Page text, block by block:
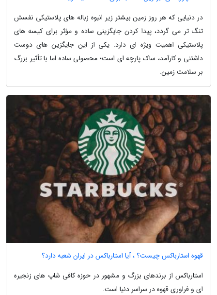
در دنیایی که هر روز زمین بیشتر زیر انبوه زباله های پلاستیکی نفسش
تنگ تر می گردد، پیدا کردن جایگزینی ساده و مؤثر برای کیسه های
پلاستیکی اهمیت ویژه ای دارد. یکی از این جایگزین های دوست
داشتنی و کارآمد، ساک پارچه ای است؛ محصولی ساده اما با تأثیر بزرگ
بر سلامت زمین.
قهوه استارباکس چیست؟ ، آیا استارباکس در ایران شعبه دارد؟
استارباکس از برندهای بزرگ و مشهور در حوزه کافی شاپ های زنجیره
ای و فراوری قهوه در سراسر دنیا است.